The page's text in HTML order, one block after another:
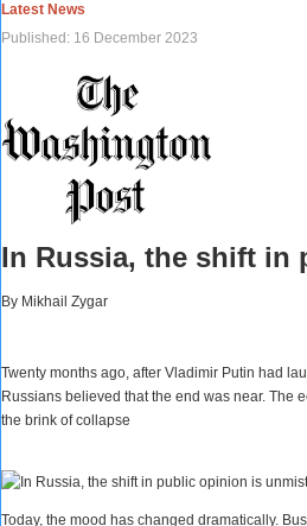
Latest News
Published: 16 December 2023
In Russia, the shift in
By Mikhail Zygar
Twenty months ago, after Vladimir Putin had
Russians believed that the end was near. The
the brink of collapse
Today, the mood has changed dramatically.